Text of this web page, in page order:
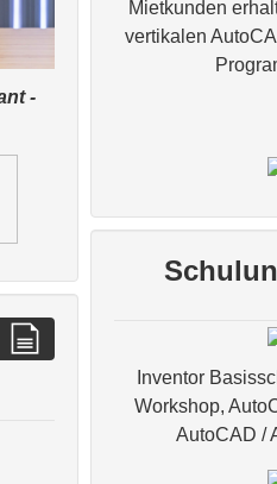
-
Mietkunden
vertikalen
Inventor
Workshop,
AutoCAD /